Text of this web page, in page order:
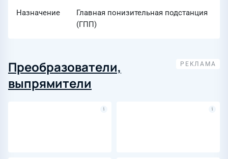
Назначение
Главная понизительная подстанция
(ГПП)
Преобразователи,
выпрямители